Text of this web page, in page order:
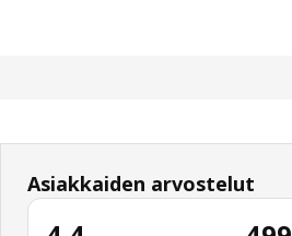
Asiakkaiden arvostelut